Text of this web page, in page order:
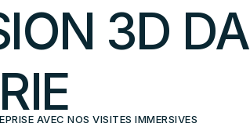
3D
AVEC NOS VISITES IMMERSIVES